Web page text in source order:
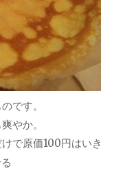
です。
やか。
で原価100円はいき